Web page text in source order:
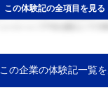
この企業の体験記一覧